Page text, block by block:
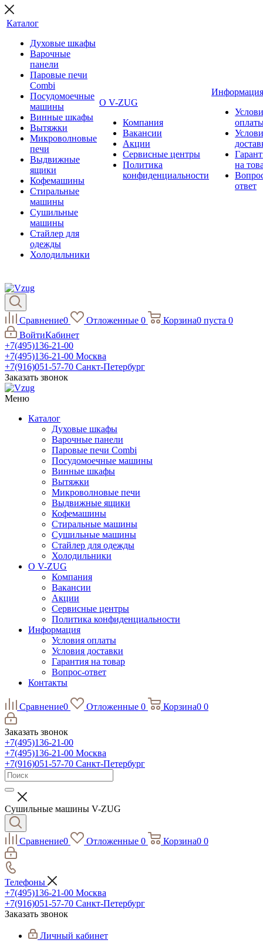
Каталог
Духовые шкафы
Варочные
панели
Паровые печи
Combi
Посудомоечные
машины
Винные шкафы
Вытяжки
Микроволновые
печи
Выдвижные
ящики
Кофемашины
Стиральные
машины
Сушильные
машины
Стайлер для
одежды
Холодильники
О V-ZUG
Компания
Вакансии
Акции
Сервисные центры
Политика
конфиденциальности
Информация
на
ответ
Сравнение0 Отложенные 0 Корзина0 пуста 0
ВойтиКабинет
+7(495)136-21-00‬
+7(495)136-21-00‬ Москва
+7(916)051-57-70 Санкт-Петербург
Заказать звонок
Меню
Каталог
Духовые шкафы
Варочные панели
Паровые печи Combi
Посудомоечные машины
Винные шкафы
Вытяжки
Микроволновые печи
Выдвижные ящики
Кофемашины
Стиральные машины
Сушильные машины
Стайлер для одежды
Холодильники
О V-ZUG
Компания
Вакансии
Акции
Сервисные центры
Политика конфиденциальности
Информация
Условия оплаты
Условия доставки
Гарантия на товар
Вопрос-ответ
Контакты
Сравнение0 Отложенные 0 Корзина0 0
Заказать звонок
+7(495)136-21-00‬
+7(495)136-21-00‬ Москва
+7(916)051-57-70 Санкт-Петербург
Сушильные машины V-ZUG
Сравнение0 Отложенные 0 Корзина0 0
Телефоны
+7(495)136-21-00‬ Москва
+7(916)051-57-70 Санкт-Петербург
Заказать звонок
Личный кабинет